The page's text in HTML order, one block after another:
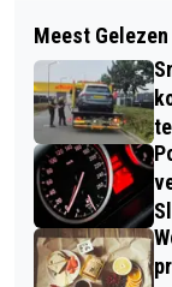
BELEEF
APP BIJ
Meest Gelezen